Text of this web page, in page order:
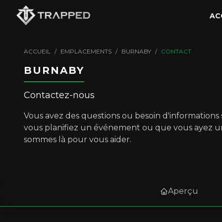
ACCUEIL / EMPLACEMENTS / BURNABY / CONTACT
BURNABY
Contactez-nous
Vous avez des questions ou besoin d'informations
vous planifiez un événement ou que vous ayez
sommes là pour vous aider.
Aperçu